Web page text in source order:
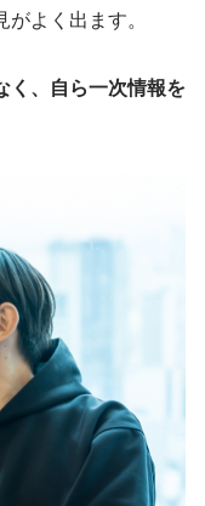
よく出ます。
く、自ら一次情報を